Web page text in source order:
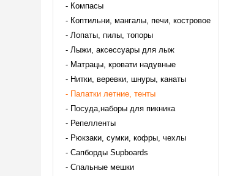
Компасы
Коптильни, мангалы, печи, костровое
Лопаты, пилы, топоры
Лыжи, аксессуары для лыж
Матрацы, кровати надувные
Нитки, веревки, шнуры, канаты
Палатки летние, тенты
Посуда,наборы для пикника
Репелленты
Рюкзаки, сумки, кофры, чехлы
Сапборды Supboards
Спальные мешки